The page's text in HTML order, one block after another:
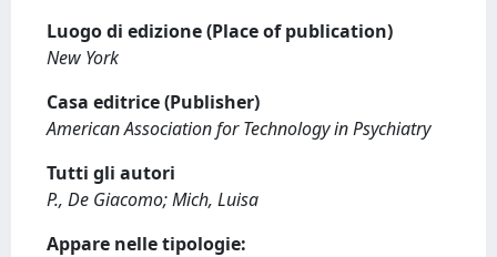
Luogo di edizione (Place of publication)
New York
Casa editrice (Publisher)
American Association for Technology in Psychiatry
Tutti gli autori
P., De Giacomo; Mich, Luisa
Appare nelle tipologie: